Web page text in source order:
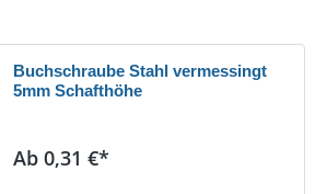
Buchschraube Stahl vermessingt
5mm Schafthöhe
Regulärer Preis:
Ab 0,31 €*